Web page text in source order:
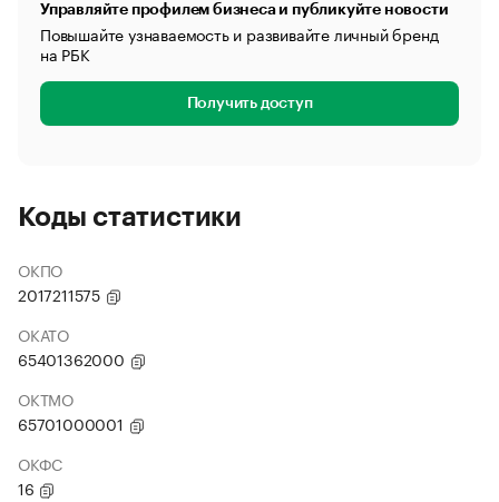
Управляйте профилем бизнеса и публикуйте новости
Повышайте узнаваемость и развивайте личный бренд
на РБК
Получить доступ
Коды статистики
ОКПО
2017211575
ОКАТО
65401362000
ОКТМО
65701000001
ОКФС
16